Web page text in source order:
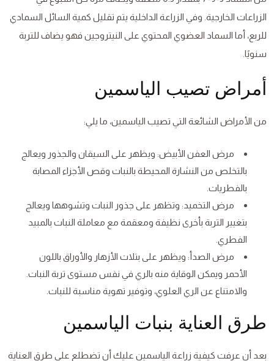
الزراعات الخارجية. وفي الزراعة الداخلية يتم تقليل كمية السائل السمادي
للربع، أما السماد العضوي المحتوي على النيتروجين فهو يضاف للتربة
سنويًا.
أمراض تصيب الياسمين
من الأمراض الشائعة التي تصيب الياسمين، ما يلي:
مرض العفن الأبيض: ويظهر على السيقان والجذور ويعالج
بالتخلص من النشارة المحيطة بالنبات وقص الأجزاء المصابة
بالفطريات.
مرض التخميد: وتظهر على جذور النبات وتشوهها ويعالج
بتغيير التربة بأخرى نظيفة ومعقمة مع معاملة النبات بالمبيد
الفطري.
مرض الصدأ: ويظهر على بتلات الأزهار والأوراق باللون
الأحمر ويمكن الوقاية منه بالري في نفس مستوى تربة النبات.
والامتناع عن الري العلوي، وتوفير تهوية مناسبة للنبات.
طرق العناية بنبات الياسمين
بعد أن عرفت كيفية زراعة الياسمين عليك أن تضطلع على طرق العناية